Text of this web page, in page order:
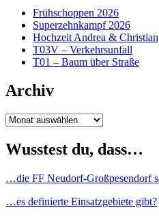
Frühschoppen 2026
Superzehnkampf 2026
Hochzeit Andrea & Christian
T03V – Verkehrsunfall
T01 – Baum über Straße
Archiv
Archiv
Wusstest du, dass…
…die FF Neudorf-Großpesendorf
…es definierte Einsatzgebiete gibt?